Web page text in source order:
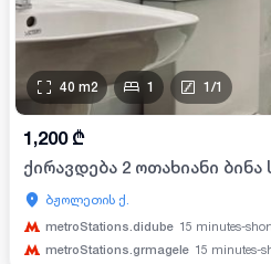
40 m2 1 1 /1
1,200 ₾
ქირავდება 2 ოთახიანი ბინა
ბჟოლეთის ქ.
metroStations.didube 15 minutes-
metroStations.grmagele 15 minutes-